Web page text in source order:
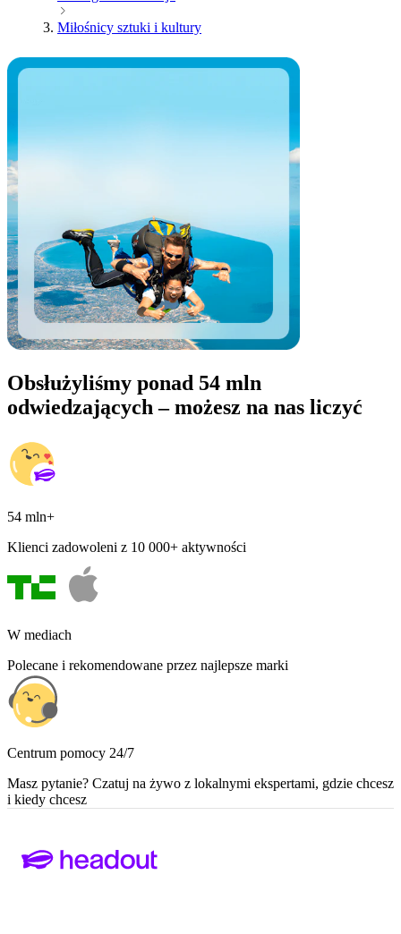
Miłośnicy sztuki i kultury
Obsłużyliśmy ponad 54 mln
odwiedzających – możesz na nas liczyć
54 mln+
Klienci zadowoleni z 10 000+ aktywności
W mediach
Polecane i rekomendowane przez najlepsze marki
Centrum pomocy 24/7
Masz pytanie? Czatuj na żywo z lokalnymi ekspertami, gdzie chcesz
i kiedy chcesz